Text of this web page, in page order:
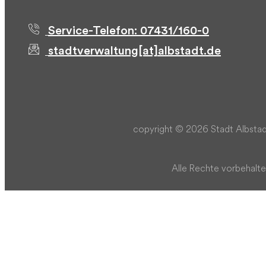
Service-Telefon: 07431/160-0
stadtverwaltung[at]albstadt.de
copyright © 2026 Stadt
Alle Rechte